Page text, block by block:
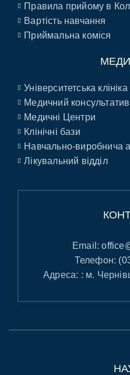
Правила прийому в
Вартість навчання
Приймальна коміся
Університетська клініка
Медичний
Медичні Центри
Клінічні бази
Навчально-виробнича
Лікувальний відділ
Email:
Телефон:
Адреса: : м.